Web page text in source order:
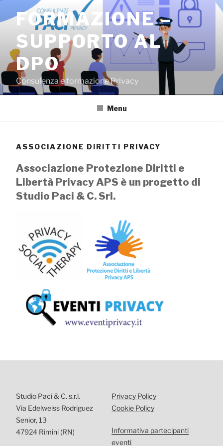
contenuto
FORMAZIONE –
SUPPORTO AL
DPO
Consulenza e formazione Privacy
Menu
ASSOCIAZIONE DIRITTI PRIVACY
Associazione Protezione Diritti e
Libertà Privacy APS è un progetto di
Studio Paci & C. Srl.
Studio Paci & C. s.r.l.
Via Edelweiss Rodriguez
Senior, 13
47924 Rimini (RN)
Privacy Policy
Cookie Policy
Informativa partecipanti
eventi